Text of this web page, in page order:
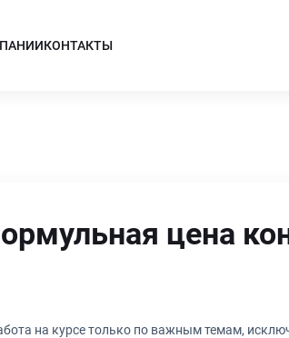
КОНТАКТЫ
цена
на курсе только по важным темам,